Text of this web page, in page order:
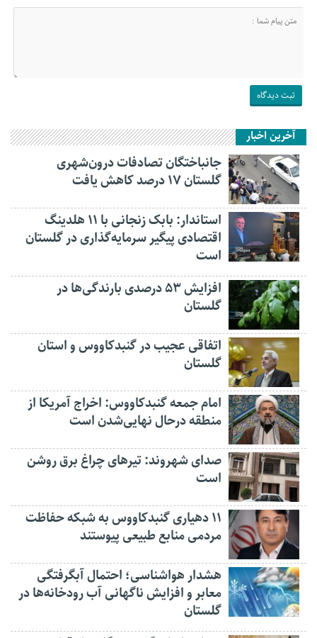
آخرین اخبار
جانباختگان تصادفات درون‌شهری
گلستان ۱۷ درصد کاهش یافت
استاندار: بابک زنجانی با ۱۱ هلدینگ
اقتصادی پیگیر سرمایه‌گذاری در گلستان
است
افزایش ۵۳ درصدی بارندگی‌ها در
گلستان
اتفاقی عجیب در‌ گنبدکاووس و استان
گلستان
امام جمعه گنبدکاووس: اخراج آمریکا از
منطقه درحال نهایی‌شدن است
صدای شهروند: تیرهای چراغ برق روشن
است
۱۱ دهیاری گنبدکاووس به شبکه حفاظت
مردمی منابع طبیعی پیوستند
هشدار هواشناسی؛ احتمال آبگرفتگی
معابر و افزایش ناگهانی آب رودخانه‌ها در
گلستان